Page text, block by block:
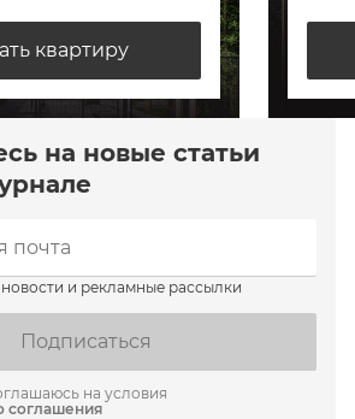
квартиру
на новые статьи
и рекламные рассылки
Подписаться
на условия
соглашения